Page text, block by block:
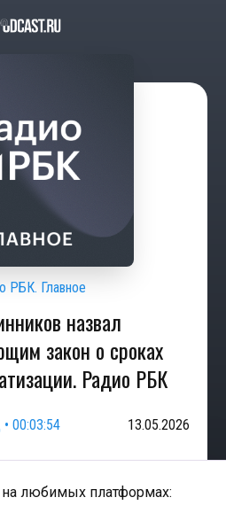
РБК. Главное
назвал
закон о сроках
Радио РБК
• 00:03:54 13.05.2026
любимых платформах: